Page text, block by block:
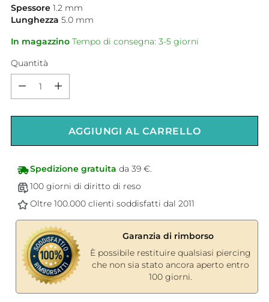
Spessore 1.2 mm
Lunghezza 5.0 mm
In magazzino Tempo di consegna: 3-5 giorni
Quantità
AGGIUNGI AL CARRELLO
Spedizione gratuita da 39 €.
100 giorni di diritto di reso
Oltre 100.000 clienti soddisfatti dal 2011
Garanzia di rimborso
È possibile restituire qualsiasi piercing
che non sia stato ancora aperto entro
100 giorni.